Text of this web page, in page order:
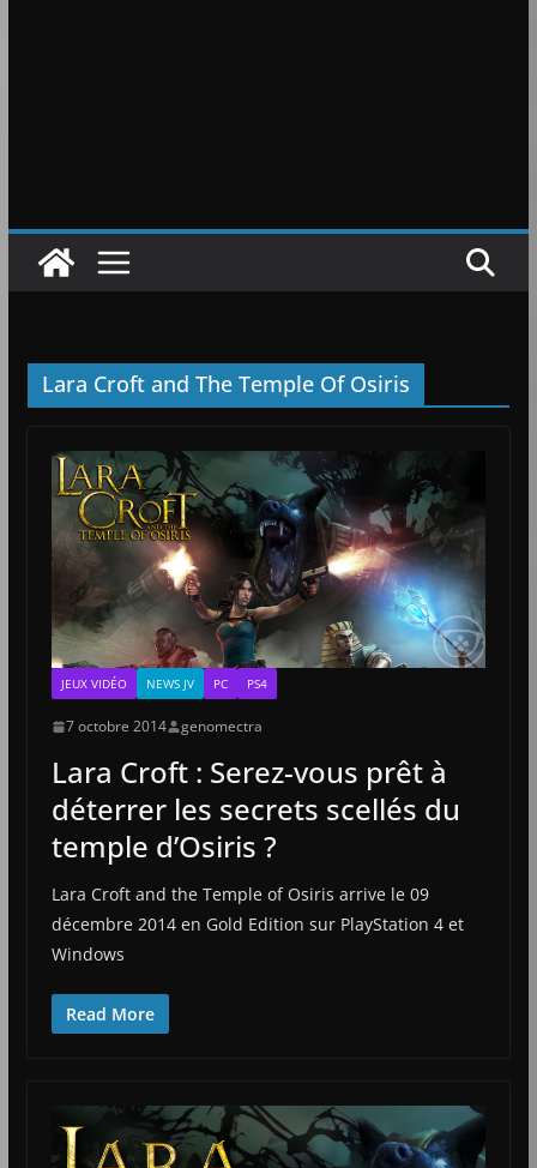
Lara Croft and The Temple Of Osiris
JEUX VIDÉO NEWS JV PC PS4
7 octobre 2014 genomectra
Lara Croft : Serez-vous prêt à
déterrer les secrets scellés du
temple d’Osiris ?
Lara Croft and the Temple of Osiris arrive le 09
décembre 2014 en Gold Edition sur PlayStation 4 et
Windows
Read More